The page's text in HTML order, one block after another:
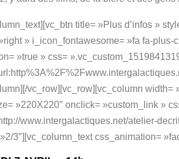
title= »Plus d’infos »
» i_icon_fontawesome= »fa fa-plus-
»true » css=
vc_row][vc_row][vc_column width=
»220X220″ onclick= »custom_link »
www.intergalactiques.net/atelier-
3″][vc_column_text css_animation=